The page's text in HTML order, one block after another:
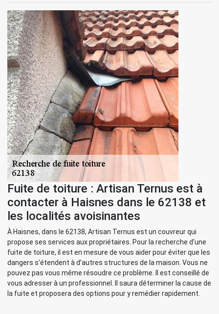
Fuite de toiture : Artisan Ternus est à
contacter à Haisnes dans le 62138 et
les localités avoisinantes
À Haisnes, dans le 62138, Artisan Ternus est un couvreur qui
propose ses services aux propriétaires. Pour la recherche d’une
fuite de toiture, il est en mesure de vous aider pour éviter que les
dangers s’étendent à d’autres structures de la maison. Vous ne
pouvez pas vous même résoudre ce problème. Il est conseillé de
vous adresser à un professionnel. Il saura déterminer la cause de
la fuite et proposera des options pour y remédier rapidement.